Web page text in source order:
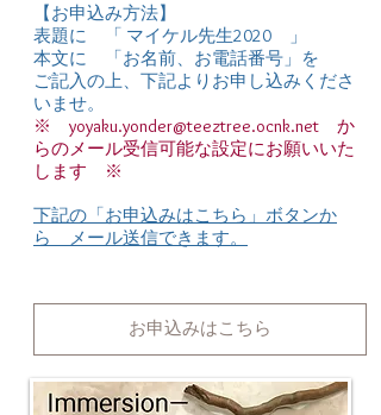
【お申込み方法】
表題に 「 マイケル先生2020 」
本文に 「お名前、お電話番号」を
ご記入の上、下記よりお申し込みくださ
いませ。
※ yoyaku.yonder@teeztree.ocnk.net か
らのメール受信可能な設定にお願いいた
します ※
下記の「お申込みはこちら」ボタンか
ら メール送信できます。
お申込みはこちら